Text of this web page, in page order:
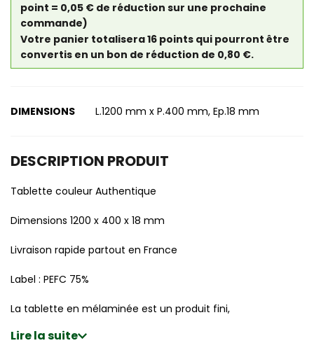
point = 0,05 € de réduction sur une prochaine
commande)
Votre panier totalisera 16 points qui pourront être
convertis en un bon de réduction de 0,80 €.
DIMENSIONS L.1200 mm x P.400 mm, Ep.18 mm
DESCRIPTION PRODUIT
Tablette couleur Authentique
Dimensions 1200 x 400 x 18 mm
Livraison rapide partout en France
Label : PEFC 75%
La tablette en mélaminée est un produit fini,
Lire la suite